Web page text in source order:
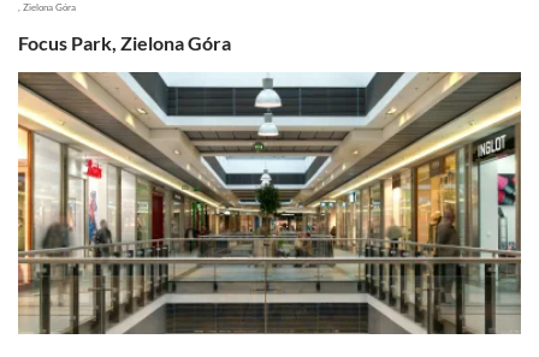
, Zielona Góra
Focus Park, Zielona Góra